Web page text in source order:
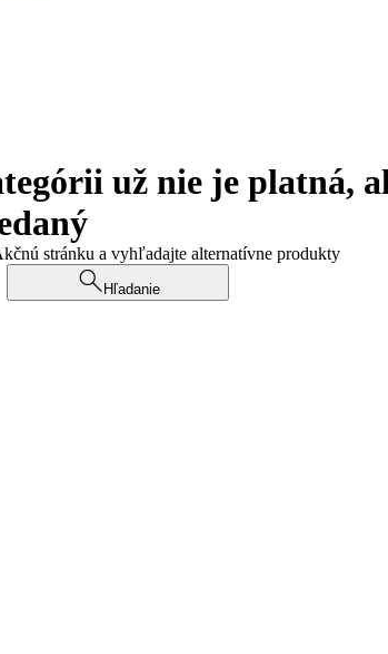
už nie je platná,
stránku a vyhľadajte alternatívne produkty
Hľadanie